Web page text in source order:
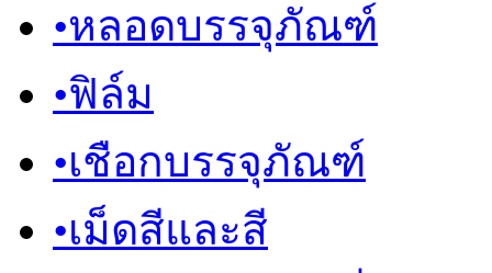
•หลอดบรรจุภัณฑ์
•ฟิล์ม
•เชือกบรรจุภัณฑ์
•เม็ดสีและสี